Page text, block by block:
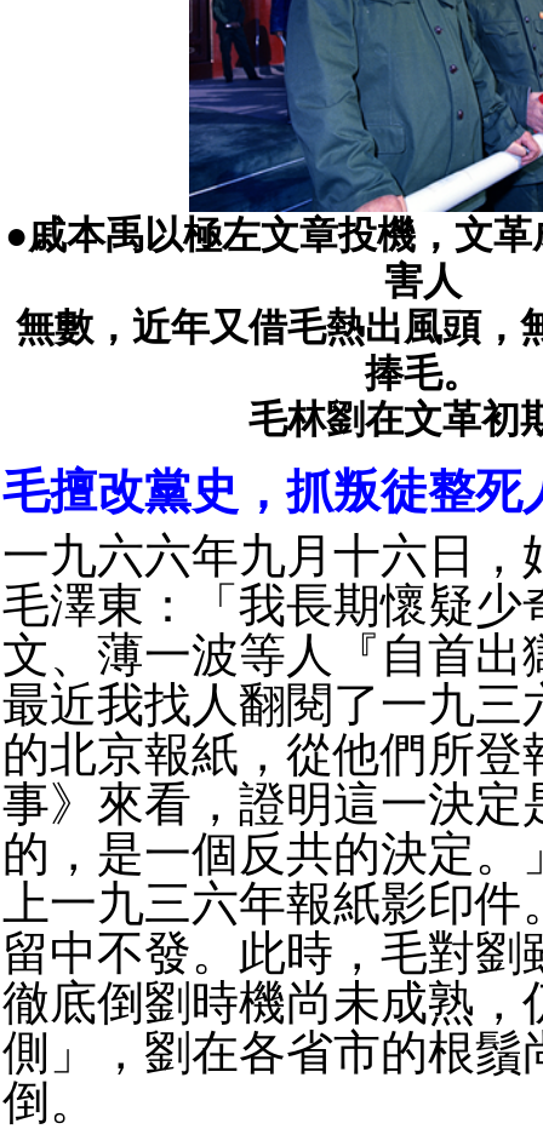
●戚本禹以極左文章投機，文
害人
無數，近年又借毛熱出風頭，
捧毛。
毛林劉在文革初
毛擅改黨史，抓叛徒整死
一九六六年九月十六日，
毛澤東：「我長期懷疑少
文、薄一波等人『自首出
最近我找人翻閱了一九三
的北京報紙，從他們所登
事》來看，證明這一決定
的，是一個反共的決定。
上一九三六年報紙影印
留中不發。此時，毛對劉
徹底倒劉時機尚未成熟，
側」，劉在各省市的根鬚
倒。